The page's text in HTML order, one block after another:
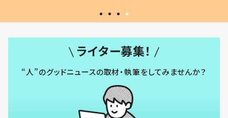
ライター募集！
“人”のグッドニュースの取材・執筆をしてみませんか？